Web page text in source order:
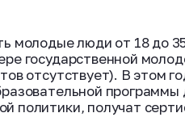
молодые люди от 18 до
государственной
отсутствует). В этом
программы
политики, получат